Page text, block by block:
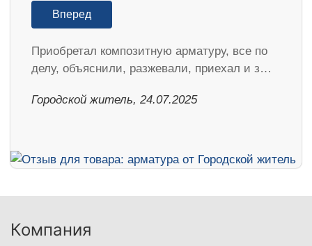
Вперед
Приобретал композитную арматуру, все по
делу, объяснили, разжевали, приехал и з…
Городской житель, 24.07.2025
Компания